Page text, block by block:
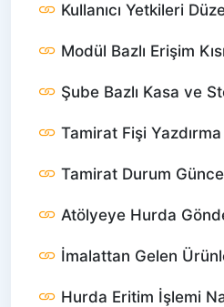
Kullanıcı Yetkileri
Modül Bazlı Erişim
Şube Bazlı Kasa ve
Tamirat Fişi Yazdırma
Tamirat Durum
Atölyeye Hurda
İmalattan Gelen
Hurda Eritim İşlemi